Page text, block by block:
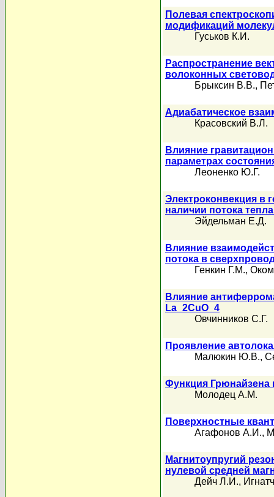
Полевая
модификаций
Гуськов К.И.
Распространение
волоконных
Брыксин В.В.,
Адиабатическое
Красовский В.Л.
Влияние
параметрах
Леоненко Ю.Г.
Электроконвекция в
наличии потока
Эйдельман Е.Д.
Влияние
потока в
Генкин Г.М.,
Влияние
La_2CuO_4
Овчинников С.Г.
Проявление
Малюкин Ю.В.,
Функция Грюнайзена
Молодец А.М.
Поверхностные
Агафонов А.И.,
Магнитоупругий
нулевой средней
Дейч Л.И.,